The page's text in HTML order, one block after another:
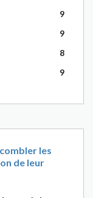
9
9
8
9
les
de leur